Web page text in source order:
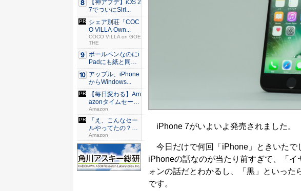
iPhone 7がいよいよ発売されました。
今日だけで何回「iPhone」ときいたで
iPhoneの話なのが当たり前すぎて、「
ォンの話だとわかるし、「黒」といっ
です。
【神アプデ】iOS 2
7でついにSiri...
シェア別荘「COC
O VILLA Own...
COCO VILLA on GOE
THE
ボールペンなのにi
Padにも紙と同じ
滑ら...
アップル、iPhone
からWindows...
【毎日変わる】Am
azonタイムセール
が...
Amazon
「え、こんなセー
ルやってたの？」
80％O...
Amazon